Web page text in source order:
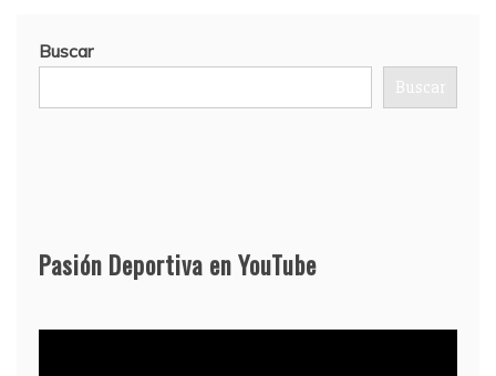
Buscar
Buscar
Pasión Deportiva en YouTube